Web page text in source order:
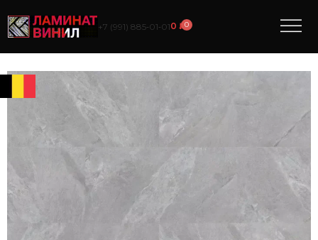
+7 (991) 885‑01‑010₽0